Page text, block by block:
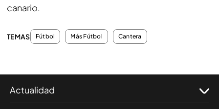
canario.
TEMAS Fútbol Más Fútbol Cantera
Actualidad